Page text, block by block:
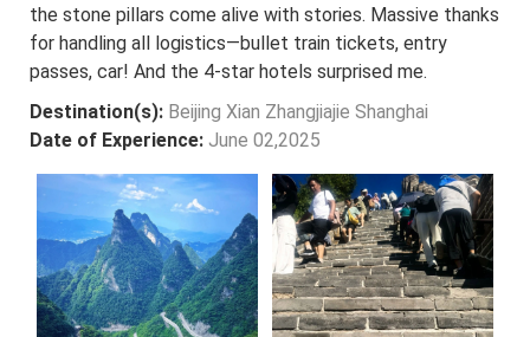
the stone pillars come alive with stories. Massive thanks
for handling all logistics—bullet train tickets, entry
passes, car! And the 4-star hotels surprised me.
Destination(s): Beijing Xian Zhangjiajie Shanghai
Date of Experience: June 02,2025